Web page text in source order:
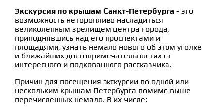
Экскурсия по крышам Санкт-Петербурга - это
возможность неторопливо насладиться
великолепным зрелищем центра города,
приподнявшись над его проспектами и
площадями, узнать немало нового об этом уголке
и ближайших достопримечательностях от
интересного и подкованного рассказчика.
Причин для посещения экскурсии по одной или
нескольким крышам Петербурга помимо выше
перечисленных немало. В их числе: